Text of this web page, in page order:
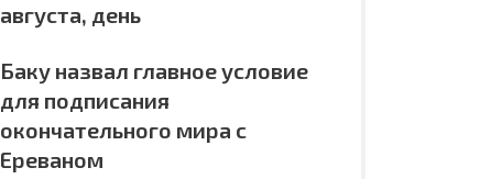
августа, день
Баку назвал главное условие
для подписания
окончательного мира с
Ереваном